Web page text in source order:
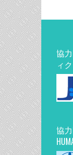
協
ィ
協力